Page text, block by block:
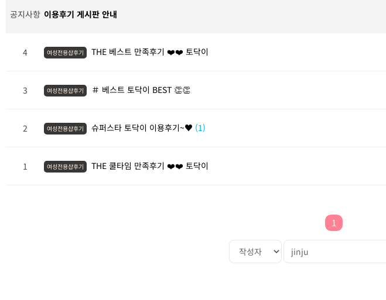
공지사항 이용후기 게시판 안내
4 여성전용샵후기 THE 베스트 만족후기 ❤️❤️ 토닥이
3 여성전용샵후기 ＃ 베스트 토닥이 BEST 👏👏
2 여성전용샵후기 슈퍼스타 토닥이 이용후기~♥ (1)
1 여성전용샵후기 THE 쿨타임 만족후기 ❤️❤️ 토닥이
1